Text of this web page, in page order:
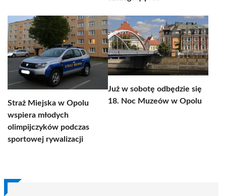
Straż Miejska w Opolu
wspiera młodych
olimpijczyków podczas
sportowej rywalizacji
Już w sobotę odbędzie się
18. Noc Muzeów w Opolu